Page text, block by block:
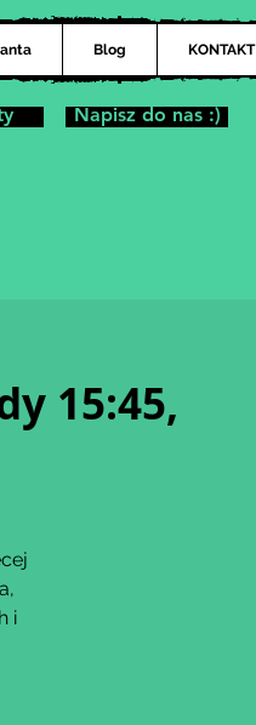
Blog KONTAKT
Napisz do nas :)
15:45,
i